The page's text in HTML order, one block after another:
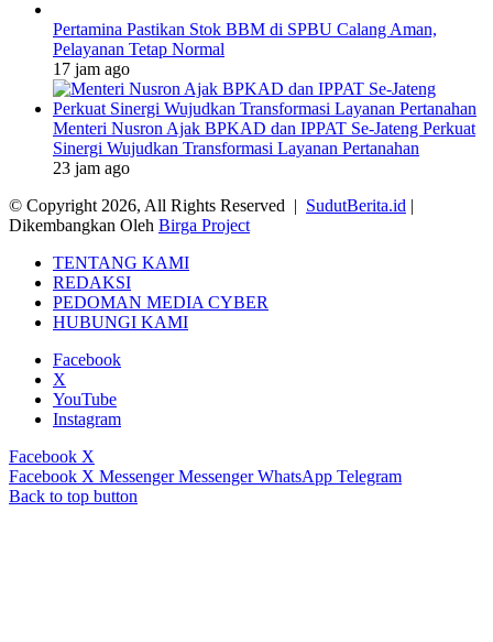
Pertamina Pastikan Stok BBM di SPBU Calang Aman,
Pelayanan Tetap Normal
17 jam ago
Menteri Nusron Ajak BPKAD dan IPPAT Se-Jateng Perkuat
Sinergi Wujudkan Transformasi Layanan Pertanahan
23 jam ago
© Copyright 2026, All Rights Reserved | SudutBerita.id |
Dikembangkan Oleh Birga Project
TENTANG KAMI
REDAKSI
PEDOMAN MEDIA CYBER
HUBUNGI KAMI
Facebook
X
YouTube
Instagram
Facebook X
Facebook X Messenger Messenger WhatsApp Telegram
Back to top button